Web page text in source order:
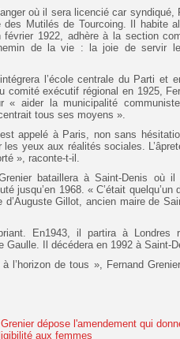
où il sera licencié car syndiqué,
des Mutilés de Tourcoing. Il habite
1922, adhère à la section
de la vie : la joie de servir
l’école centrale du Parti et
comité exécutif régional en 1925,
« aider la municipalité
tous ses moyens ».
appelé à Paris, non sans
yeux aux réalités sociales.
», raconte-t-il.
bataillera à Saint-Denis où
jusqu’en 1968. « C’était
d’Auguste Gillot, ancien maire de
En1943, il partira à Londres
Gaulle. Il décédera en 1992 à Saint-
à l’horizon de tous », Fernand